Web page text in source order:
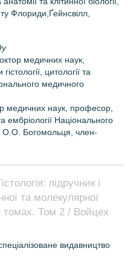
Флориди,Ґейнсвілл,
медичних наук,
цитології та
медичного
медичних наук, професор,
ембріології Національного
О.О. Богомольця, член-
підручник і
та молекулярної
томах. Том 2 / Войцех
видавництво